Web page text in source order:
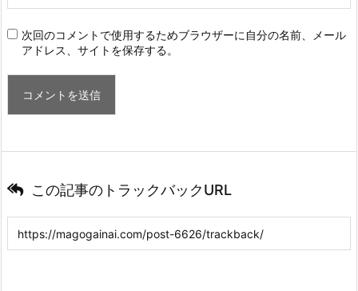
次回のコメントで使用するためブラウザーに自分の名前、メール
アドレス、サイトを保存する。
この記事のトラックバックURL